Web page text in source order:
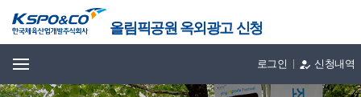
올림픽공원 옥외광고 신청
로그인 신청내역